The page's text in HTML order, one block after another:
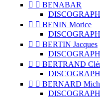
  BENABAR
  BENIN Morice
  BERTIN Jacques
  BERTRAND
  BERNARD